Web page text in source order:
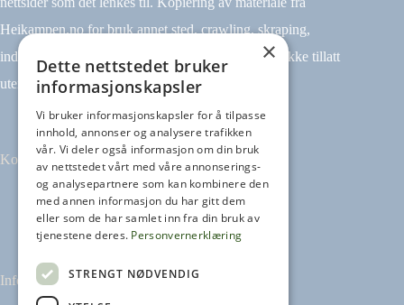
Heikampen.no for bruk annet sted, crawling, skraping,
indeksering (for eksempel tekst og datamining) er ikke tillatt
uten avtale.
Kontakt
Tilbakemeldinger
kontakt@heikampen.no
Informasjon
×
Dette nettstedet bruker
informasjonskapsler
Vi bruker informasjonskapsler for å tilpasse
innhold, annonser og analysere trafikken
vår. Vi deler også informasjon om din bruk
av nettstedet vårt med våre annonserings-
og analysepartnere som kan kombinere den
med annen informasjon du har gitt dem
eller som de har samlet inn fra din bruk av
tjenestene deres. Personvernerklæring
STRENGT NØDVENDIG